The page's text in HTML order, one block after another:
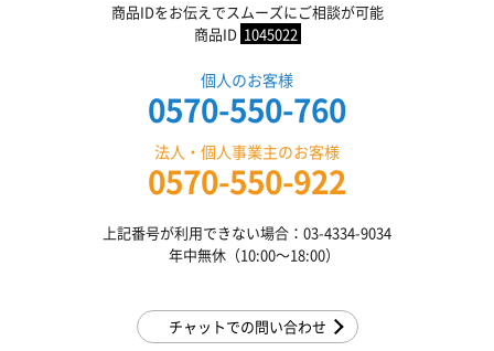
商品IDをお伝えでスムーズにご相談が可能
商品ID 1045022
個人のお客様
0570-550-760
法人・個人事業主のお客様
0570-550-922
上記番号が利用できない場合：03-4334-9034
年中無休（10:00〜18:00）
チャットでの問い合わせ